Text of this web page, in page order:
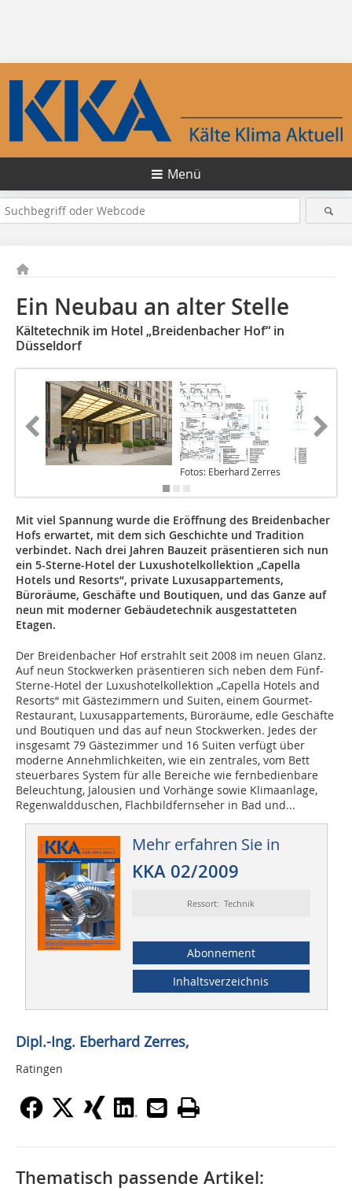
Menü
Ein Neubau an alter Stelle
Kältetechnik im Hotel „Breidenbacher Hof“ in
Düsseldorf
Fotos: Eberhard Zerres
Mit viel Spannung wurde die Eröffnung des Breidenbacher
Hofs erwartet, mit dem sich Geschichte und Tradition
verbindet. Nach drei Jahren Bauzeit präsentieren sich nun
ein 5-Sterne-Hotel der Luxushotelkollektion „Capella
Hotels und Resorts“, private Luxusappartements,
Büroräume, Geschäfte und Boutiquen, und das Ganze auf
neun mit moderner Gebäudetechnik ausgestatteten
Etagen.
Der Breidenbacher Hof erstrahlt seit 2008 im neuen Glanz.
Auf neun Stockwerken präsentieren sich neben dem Fünf-
Sterne-Hotel der Luxushotelkollektion „Capella Hotels and
Resorts“ mit Gästezimmern und Suiten, einem Gourmet-
Restaurant, Luxusappartements, Büroräume, edle Geschäfte
und Boutiquen und das auf neun Stockwerken. Jedes der
insgesamt 79 Gästezimmer und 16 Suiten verfügt über
moderne Annehmlichkeiten, wie ein zentrales, vom Bett
steuerbares System für alle Bereiche wie fernbedienbare
Beleuchtung, Jalousien und Vorhänge sowie Klimaanlage,
Regenwaldduschen, Flachbildfernseher in Bad und...
Mehr erfahren Sie in
KKA 02/2009
Ressort: Technik
Abonnement
Inhaltsverzeichnis
Dipl.-Ing. Eberhard Zerres,
Ratingen
Thematisch passende Artikel: